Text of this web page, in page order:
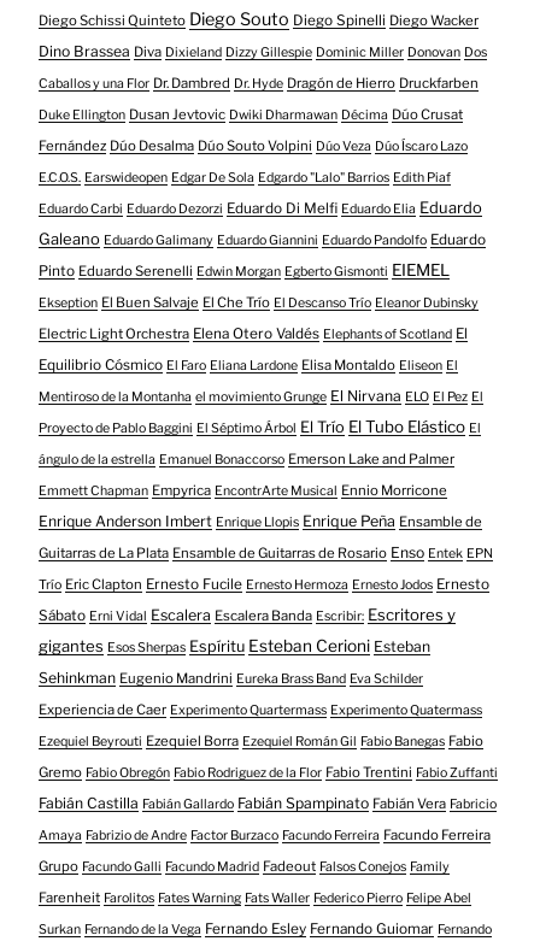
Diego Schissi Quinteto Diego Souto Diego Spinelli Diego Wacker
Dino Brassea Diva Dixieland Dizzy Gillespie Dominic Miller Donovan Dos
Caballos y una Flor Dr. Dambred Dr. Hyde Dragón de Hierro Druckfarben
Duke Ellington Dusan Jevtovic Dwiki Dharmawan Décima Dúo Crusat
Fernández Dúo Desalma Dúo Souto Volpini Dúo Veza Dúo Íscaro Lazo
E.C.O.S. Earswideopen Edgar De Sola Edgardo "Lalo" Barrios Edith Piaf
Eduardo Carbi Eduardo Dezorzi Eduardo Di Melfi Eduardo Elia Eduardo
Galeano Eduardo Galimany Eduardo Giannini Eduardo Pandolfo Eduardo
Pinto Eduardo Serenelli Edwin Morgan Egberto Gismonti EIEMEL
Ekseption El Buen Salvaje El Che Trío El Descanso Trío Eleanor Dubinsky
Electric Light Orchestra Elena Otero Valdés Elephants of Scotland El
Equilibrio Cósmico El Faro Eliana Lardone Elisa Montaldo Eliseon El
Mentiroso de la Montanha el movimiento Grunge El Nirvana ELO El Pez El
Proyecto de Pablo Baggini El Séptimo Árbol El Trío El Tubo Elástico El
ángulo de la estrella Emanuel Bonaccorso Emerson Lake and Palmer
Emmett Chapman Empyrica EncontrArte Musical Ennio Morricone
Enrique Anderson Imbert Enrique Llopis Enrique Peña Ensamble de
Guitarras de La Plata Ensamble de Guitarras de Rosario Enso Entek EPN
Trío Eric Clapton Ernesto Fucile Ernesto Hermoza Ernesto Jodos Ernesto
Sábato Erni Vidal Escalera Escalera Banda Escribir: Escritores y
gigantes Esos Sherpas Espíritu Esteban Cerioni Esteban
Sehinkman Eugenio Mandrini Eureka Brass Band Eva Schilder
Experiencia de Caer Experimento Quartermass Experimento Quatermass
Ezequiel Beyrouti Ezequiel Borra Ezequiel Román Gil Fabio Banegas Fabio
Gremo Fabio Obregón Fabio Rodriguez de la Flor Fabio Trentini Fabio Zuffanti
Fabián Castilla Fabián Gallardo Fabián Spampinato Fabián Vera Fabricio
Amaya Fabrizio de Andre Factor Burzaco Facundo Ferreira Facundo Ferreira
Grupo Facundo Galli Facundo Madrid Fadeout Falsos Conejos Family
Farenheit Farolitos Fates Warning Fats Waller Federico Pierro Felipe Abel
Surkan Fernando de la Vega Fernando Esley Fernando Guiomar Fernando